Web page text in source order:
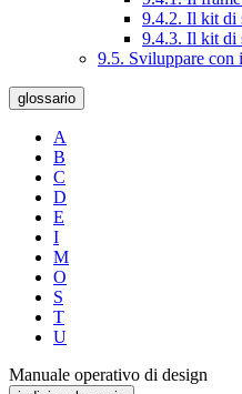
9.4.2. Il kit di
9.4.3. Il kit di
9.5. Sviluppare con
glossario
A
B
C
D
E
I
M
O
S
T
U
Manuale operativo di design